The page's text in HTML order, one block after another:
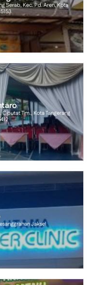
Serab, Kec. Pd. Aren, Kota
Tim., Kota Tangerang
Jaksel